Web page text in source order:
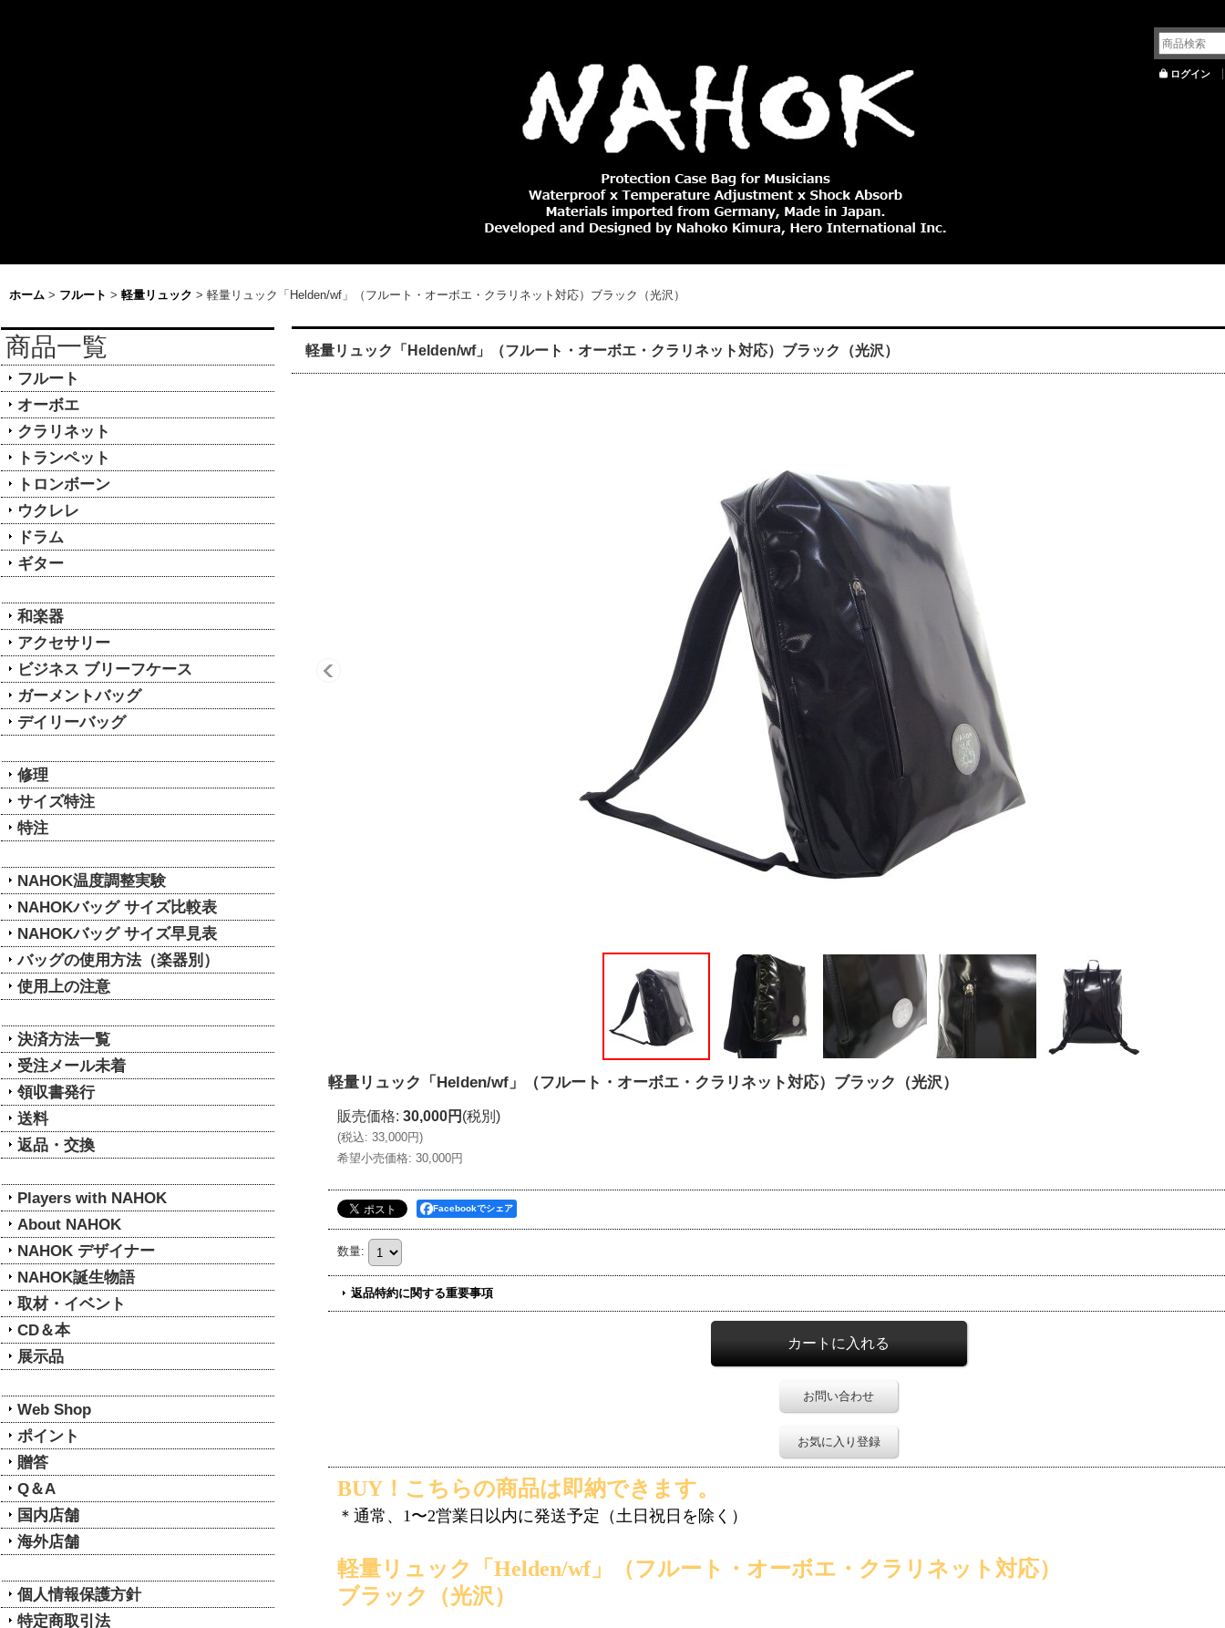
ログイン
ホーム > フルート > 軽量リュック > 軽量リュック「Helden/wf」（フルート・オーボエ・クラリネット対応）ブラック（光沢）
商品一覧
フルート
オーボエ
クラリネット
トランペット
トロンボーン
ウクレレ
ドラム
ギター
和楽器
アクセサリー
ビジネス ブリーフケース
ガーメントバッグ
デイリーバッグ
修理
サイズ特注
特注
NAHOK温度調整実験
NAHOKバッグ サイズ比較表
NAHOKバッグ サイズ早見表
バッグの使用方法（楽器別）
使用上の注意
決済方法一覧
受注メール未着
領収書発行
送料
返品・交換
Players with NAHOK
About NAHOK
NAHOK デザイナー
NAHOK誕生物語
取材・イベント
CD＆本
展示品
Web Shop
ポイント
贈答
Q＆A
国内店舗
海外店舗
個人情報保護方針
特定商取引法
軽量リュック「Helden/wf」（フルート・オーボエ・クラリネット対応）ブラック（光沢）
軽量リュック「Helden/wf」（フルート・オーボエ・クラリネット対応）ブラック（光沢）
販売価格: 30,000円 (税別)
(税込: 33,000円)
希望小売価格: 30,000円
Facebookでシェア
数量:
返品特約に関する重要事項
お問い合わせ
お気に入り登録
BUY！こちらの商品は即納できます。
＊通常、1〜2営業日以内に発送予定（土日祝日を除く）
軽量リュック 「Helden/wf」
（フルート・オーボエ・クラリネット対応）
ブラック（光沢）